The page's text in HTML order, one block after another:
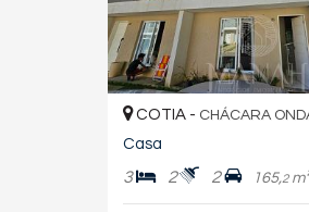
COTIA - CHÁCARA
Casa
3 2 2 165,2